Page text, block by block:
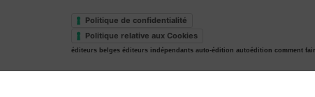
Politique de confidentialité
Politique relative aux Cookies
éditeurs belges éditeurs indépendants auto-édition autoédition comment